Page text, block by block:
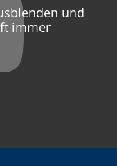
und
immer